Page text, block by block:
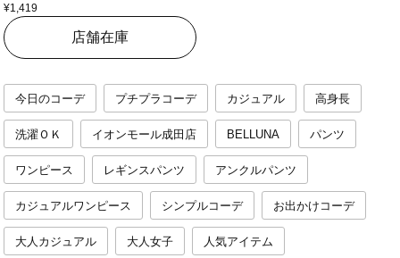
¥1,419
店舗在庫
今日のコーデ プチプラコーデ カジュアル 高身長
洗濯ＯＫ イオンモール成田店 BELLUNA パンツ
ワンピース レギンスパンツ アンクルパンツ
カジュアルワンピース シンプルコーデ お出かけコーデ
大人カジュアル 大人女子 人気アイテム